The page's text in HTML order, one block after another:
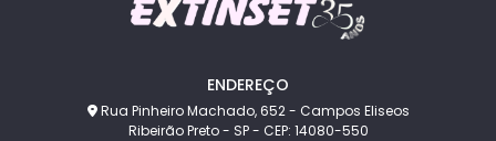
ENDEREÇO
Rua Pinheiro Machado, 652 - Campos Eliseos
Ribeirão Preto - SP - CEP: 14080-550